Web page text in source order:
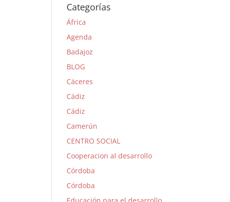
Categorías
África
Agenda
Badajoz
BLOG
Cáceres
Cádiz
Cádiz
Camerún
CENTRO SOCIAL
Cooperacion al desarrollo
Córdoba
Córdoba